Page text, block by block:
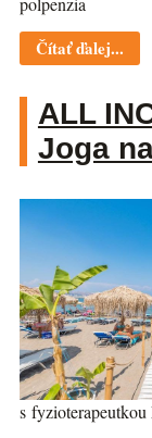
Čítať ďalej...
ALL
Joga
s